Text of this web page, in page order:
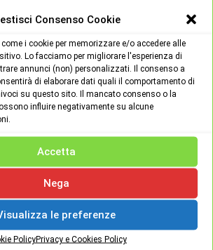
Consenso Cookie
i cookie per memorizzare e/o accedere alle
Lo facciamo per migliorare l'esperienza di
annunci (non) personalizzati. Il consenso a
di elaborare dati quali il comportamento di
su questo sito. Il mancato consenso o la
influire negativamente su alcune
Accetta
Nega
le preferenze
PolicyPrivacy e Cookies Policy